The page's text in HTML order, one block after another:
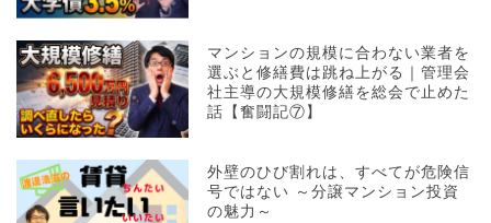
マンションの規模に合わない業者を
選ぶと修繕費は跳ね上がる｜管理会
社主導の大規模修繕を総会で止めた
話【奮闘記⑦】
外壁のひび割れは、すべてが危険信
号ではない ～分譲マンション投資
の魅力～